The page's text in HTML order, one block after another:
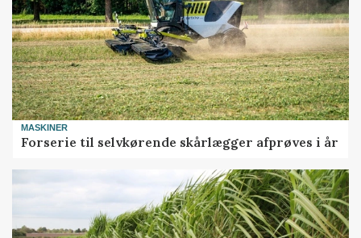
MASKINER
Forserie til selvkørende skårlægger afprøves i år